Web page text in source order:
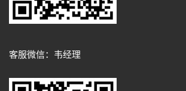
客服微信：韦经理